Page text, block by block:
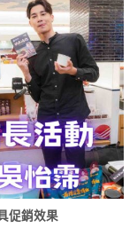
促銷效果